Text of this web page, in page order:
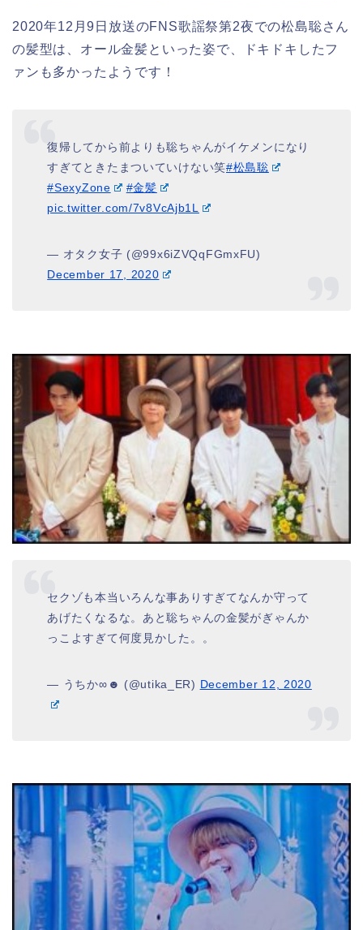
2020年12月9日放送のFNS歌謡祭第2夜での松島聡さん
の髪型は、オール金髪といった姿で、ドキドキしたフ
ァンも多かったようです！
復帰してから前よりも聡ちゃんがイケメンになり
すぎてときたまついていけない笑#松島聡
#SexyZone
#金髪
pic.twitter.com/7v8VcAjb1L
— オタク女子 (@99x6iZVQqFGmxFU)
December 17, 2020
セクゾも本当いろんな事ありすぎてなんか守って
あげたくなるな。あと聡ちゃんの金髪がぎゃんか
っこよすぎて何度見かした。。
— うちか∞☻ (@utika_ER) December 12, 2020